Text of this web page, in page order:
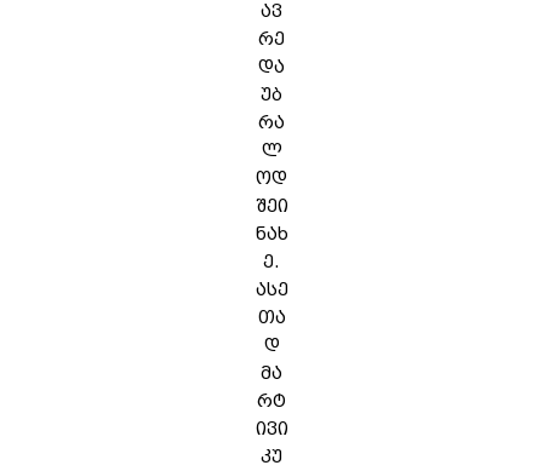
ავ
რე
და
უბ
რა
ლ
ოდ
შეი
ნახ
ე.
ასე
თა
დ
მა
რტ
ივი
კუ